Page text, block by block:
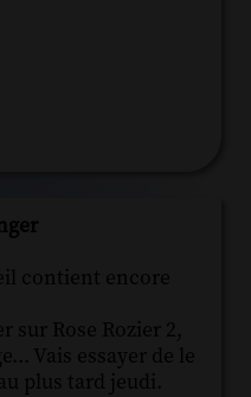
contient encore
sur Rose Rozier 2,
Vais essayer de le
plus tard jeudi.